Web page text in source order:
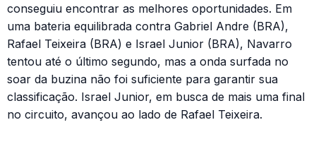
conseguiu encontrar as melhores oportunidades. Em
uma bateria equilibrada contra Gabriel Andre (BRA),
Rafael Teixeira (BRA) e Israel Junior (BRA), Navarro
tentou até o último segundo, mas a onda surfada no
soar da buzina não foi suficiente para garantir sua
classificação. Israel Junior, em busca de mais uma final
no circuito, avançou ao lado de Rafael Teixeira.